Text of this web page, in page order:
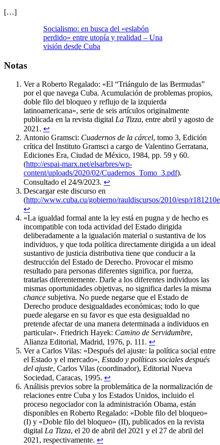
[…]
Socialismo: en busca del «eslabón
perdido» entre utopía y realidad – Una
visión desde Cuba
Notas
Ver a Roberto Regalado: «El “Triángulo de las Bermudas”
por el que navega Cuba. Acumulación de problemas propios,
doble filo del bloqueo y reflujo de la izquierda
latinoamericana», serie de seis artículos originalmente
publicada en la revista digital La Tizza, entre abril y agosto de
2021. ↩︎
Antonio Gramsci: Cuadernos de la cárcel, tomo 3, Edición
crítica del Instituto Gramsci a cargo de Valentino Gerratana,
Ediciones Era, Ciudad de México, 1984, pp. 59 y 60.
(http://espai-marx.net/elsarbres/wp-
content/uploads/2020/02/Cuadernos_Tomo_3.pdf).
Consultado el 24/9/2023. ↩︎
Descargar este discurso en
(http://www.cuba.cu/gobierno/rauldiscursos/2010/esp/
↩︎
«La igualdad formal ante la ley está en pugna y de hecho es
incompatible con toda actividad del Estado dirigida
deliberadamente a la igualación material o sustantiva de los
individuos, y que toda política directamente dirigida a un ideal
sustantivo de justicia distributiva tiene que conducir a la
destrucción del Estado de Derecho. Provocar el mismo
resultado para personas diferentes significa, por fuerza,
tratarlas diferentemente. Darle a los diferentes individuos las
mismas oportunidades objetivas, no significa darles la misma
chance subjetiva. No puede negarse que el Estado de
Derecho produce desigualdades económicas; todo lo que
puede alegarse en su favor es que esta desigualdad no
pretende afectar de una manera determinada a individuos en
particular». Friedrich Hayek: Camino de Servidumbre,
Alianza Editorial, Madrid, 1976, p. 111. ↩︎
Ver a Carlos Vilas: «Después del ajuste: la política social entre
el Estado y el mercado», Estado y políticas sociales después
del ajuste, Carlos Vilas (coordinador), Editorial Nueva
Sociedad, Caracas, 1995. ↩︎
Análisis previos sobre la problemática de la normalización de
relaciones entre Cuba y los Estados Unidos, incluido el
proceso negociador con la administración Obama, están
disponibles en Roberto Regalado: «Doble filo del bloqueo»
(I) y «Doble filo del bloqueo» (II), publicados en la revista
digital La Tizza, el 20 de abril del 2021 y el 27 de abril del
2021, respectivamente. ↩︎